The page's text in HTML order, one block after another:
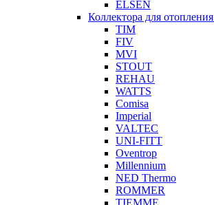
ELSEN
Коллектора для отопления
TIM
FIV
MVI
STOUT
REHAU
WATTS
Comisa
Imperial
VALTEC
UNI-FITT
Oventrop
Millennium
NED Thermo
ROMMER
TIEMME